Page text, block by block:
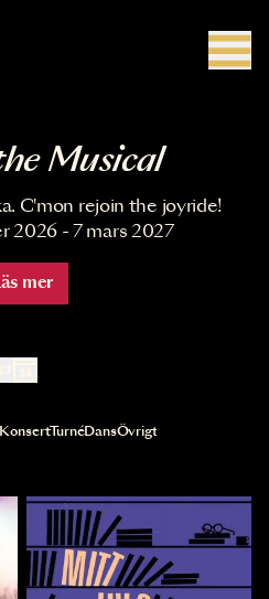
Musical
C'mon rejoin the joyride!
2026 - 7 mars 2027
mer
automatiskt
TurnéDansÖvrigt